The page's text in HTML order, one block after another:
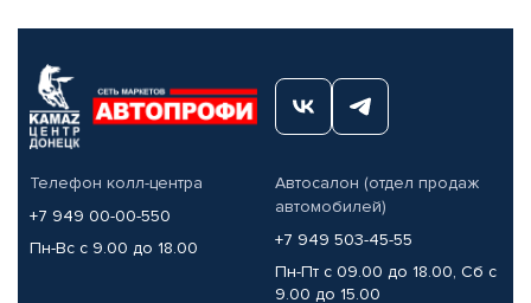
Телефон колл-центра
+7 949 00-00-550
Пн-Вс с 9.00 до 18.00
Автосалон (отдел продаж
автомобилей)
+7 949 503-45-55
Пн-Пт с 09.00 до 18.00, Сб с
9.00 до 15.00